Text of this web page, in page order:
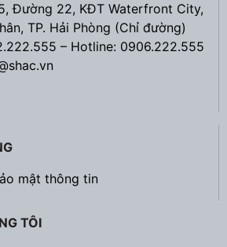
Đường 22, KĐT Waterfront City,
TP. Hải Phòng (Chỉ đường)
– Hotline: 0906.222.555
mật thông tin
TÔI